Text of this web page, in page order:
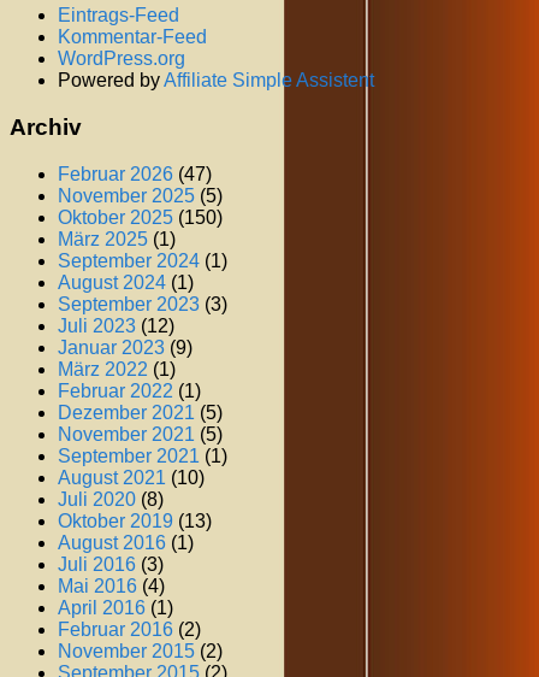
Eintrags-Feed
Kommentar-Feed
WordPress.org
Powered byAffiliate Simple Assistent
Archiv
Februar 2026 (47)
November 2025 (5)
Oktober 2025 (150)
März 2025 (1)
September 2024 (1)
August 2024 (1)
September 2023 (3)
Juli 2023 (12)
Januar 2023 (9)
März 2022 (1)
Februar 2022 (1)
Dezember 2021 (5)
November 2021 (5)
September 2021 (1)
August 2021 (10)
Juli 2020 (8)
Oktober 2019 (13)
August 2016 (1)
Juli 2016 (3)
Mai 2016 (4)
April 2016 (1)
Februar 2016 (2)
November 2015 (2)
September 2015 (2)